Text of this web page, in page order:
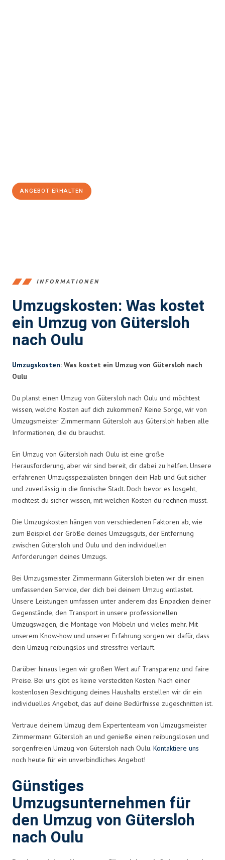
ANGEBOT ERHALTEN
INFORMATIONEN
Umzugskosten: Was kostet
ein Umzug von Gütersloh
nach Oulu
Umzugskosten: Was kostet ein Umzug von Gütersloh nach
Oulu
Du planst einen Umzug von Gütersloh nach Oulu und möchtest
wissen, welche Kosten auf dich zukommen? Keine Sorge, wir von
Umzugsmeister Zimmermann Gütersloh aus Gütersloh haben alle
Informationen, die du brauchst.
Ein Umzug von Gütersloh nach Oulu ist eine große
Herausforderung, aber wir sind bereit, dir dabei zu helfen. Unsere
erfahrenen Umzugsspezialisten bringen dein Hab und Gut sicher
und zuverlässig in die finnische Stadt. Doch bevor es losgeht,
möchtest du sicher wissen, mit welchen Kosten du rechnen musst.
Die Umzugskosten hängen von verschiedenen Faktoren ab, wie
zum Beispiel der Größe deines Umzugsguts, der Entfernung
zwischen Gütersloh und Oulu und den individuellen
Anforderungen deines Umzugs.
Bei Umzugsmeister Zimmermann Gütersloh bieten wir dir einen
umfassenden Service, der dich bei deinem Umzug entlastet.
Unsere Leistungen umfassen unter anderem das Einpacken deiner
Gegenstände, den Transport in unsere professionellen
Umzugswagen, die Montage von Möbeln und vieles mehr. Mit
unserem Know-how und unserer Erfahrung sorgen wir dafür, dass
dein Umzug reibungslos und stressfrei verläuft.
Darüber hinaus legen wir großen Wert auf Transparenz und faire
Preise. Bei uns gibt es keine versteckten Kosten. Nach einer
kostenlosen Besichtigung deines Haushalts erstellen wir dir ein
individuelles Angebot, das auf deine Bedürfnisse zugeschnitten ist.
Vertraue deinem Umzug dem Expertenteam von Umzugsmeister
Zimmermann Gütersloh an und genieße einen reibungslosen und
sorgenfreien Umzug von Gütersloh nach Oulu. Kontaktiere uns
noch heute für ein unverbindliches Angebot!
Günstiges
Umzugsunternehmen für
den Umzug von Gütersloh
nach Oulu